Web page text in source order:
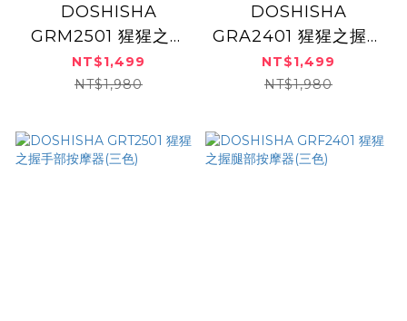
DOSHISHA
GRM2501 猩猩之握
大腿按摩器 (多色)
NT$1,499
NT$1,980
DOSHISHA
GRA2401 猩猩之握腳
底按摩器(三色)
NT$1,499
NT$1,980